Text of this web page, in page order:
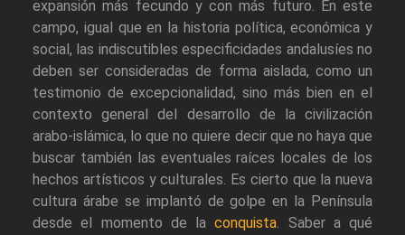
expansión más fecundo y con más futuro. En este
campo, igual que en la historia política, económica y
social, las indiscutibles especificidades andalusíes no
deben ser consideradas de forma aislada, como un
testimonio de excepcionalidad, sino más bien en el
contexto general del desarrollo de la civilización
arabo-islámica, lo que no quiere decir que no haya que
buscar también las eventuales raíces locales de los
hechos artísticos y culturales. Es cierto que la nueva
cultura árabe se implantó de golpe en la Península
desde el momento de laconquista. Saber a qué